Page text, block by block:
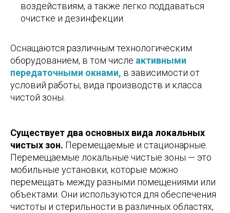
воздействиям, а также легко поддаваться
очистке и дезинфекции.
Оснащаются различным технологическим
оборудованием, в том числе активными
передаточными окнами, в зависимости от
условий работы, вида производств и класса
чистой зоны.
Существует два основных вида локальных
чистых зон. Перемещаемые и стационарные.
Перемещаемые локальные чистые зоны — это
мобильные установки, которые можно
перемещать между разными помещениями или
объектами. Они используются для обеспечения
чистоты и стерильности в различных областях,